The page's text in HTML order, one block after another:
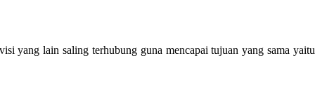
yang lain saling terhubung guna mencapai tujuan yang sama yaitu